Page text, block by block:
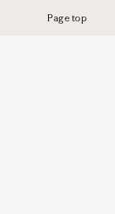
Page top